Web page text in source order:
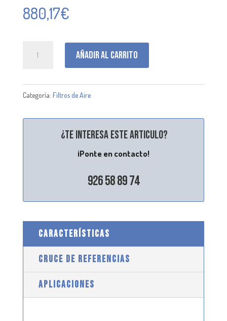
880,17€
Añadir al carrito
Categoría: Filtros de Aire
¿Te interesa este articulo?
¡Ponte en contacto!
926 58 89 74
CARACTERÍSTICAS
CRUCE DE REFERENCIAS
APLICACIONES